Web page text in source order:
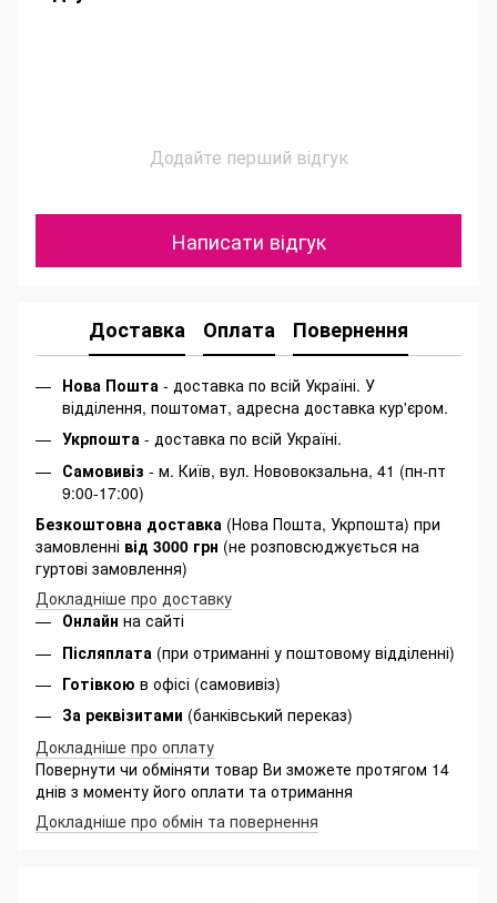
Додайте перший відгук
Написати відгук
Доставка Оплата Повернення
Нова Пошта - доставка по всій Україні. У
відділення, поштомат, адресна доставка кур'єром.
Укрпошта - доставка по всій Україні.
Самовивіз - м. Київ, вул. Нововокзальна, 41 (пн-пт
9:00-17:00)
Безкоштовна доставка (Нова Пошта, Укрпошта) при
замовленні від 3000 грн (не розповсюджується на
гуртові замовлення)
Докладніше про доставку
Онлайн на сайті
Післяплата (при отриманні у поштовому відділенні)
Готівкою в офісі (самовивіз)
За реквізитами (банківський переказ)
Докладніше про оплату
Повернути чи обміняти товар Ви зможете протягом 14
днів з моменту його оплати та отримання
Докладніше про обмін та повернення